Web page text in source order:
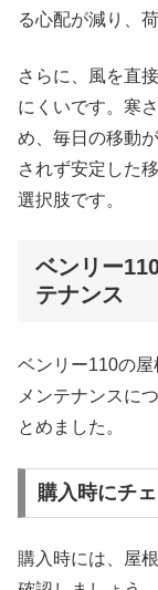
る心配が減り、
さらに、風を直
にくいです。寒
め、毎日の移動
されず安定した
選択肢です。
ベンリー
テナンス
ベンリー110の
メンテナンスに
とめました。
購入時にチ
購入時には、屋